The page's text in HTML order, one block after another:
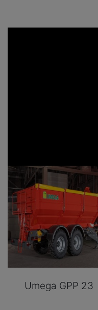
Umega GPP 23